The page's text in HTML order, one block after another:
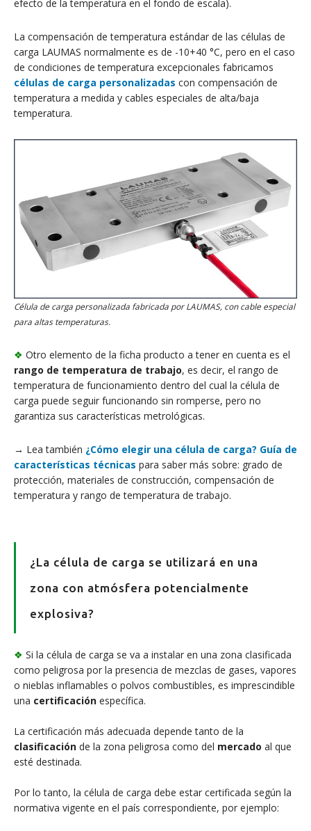
efecto de la temperatura en el fondo de escala).
La compensación de temperatura estándar de las células de
carga LAUMAS normalmente es de -10+40 °C, pero en el caso
de condiciones de temperatura excepcionales fabricamos
células de carga personalizadas con compensación de
temperatura a medida y cables especiales de alta/baja
temperatura.
Célula de carga personalizada fabricada por LAUMAS, con cable especial
para altas temperaturas.
❖ Otro elemento de la ficha producto a tener en cuenta es el
rango de temperatura de trabajo, es decir, el rango de
temperatura de funcionamiento dentro del cual la célula de
carga puede seguir funcionando sin romperse, pero no
garantiza sus características metrológicas.
→ Lea también ¿Cómo elegir una célula de carga? Guía de
características técnicas para saber más sobre: grado de
protección, materiales de construcción, compensación de
temperatura y rango de temperatura de trabajo.
¿La célula de carga se utilizará en una
zona con atmósfera potencialmente
explosiva?
❖ Si la célula de carga se va a instalar en una zona clasificada
como peligrosa por la presencia de mezclas de gases, vapores
o nieblas inflamables o polvos combustibles, es imprescindible
una certificación específica.
La certificación más adecuada depende tanto de la
clasificación de la zona peligrosa como del mercado al que
esté destinada.
Por lo tanto, la célula de carga debe estar certificada según la
normativa vigente en el país correspondiente, por ejemplo: